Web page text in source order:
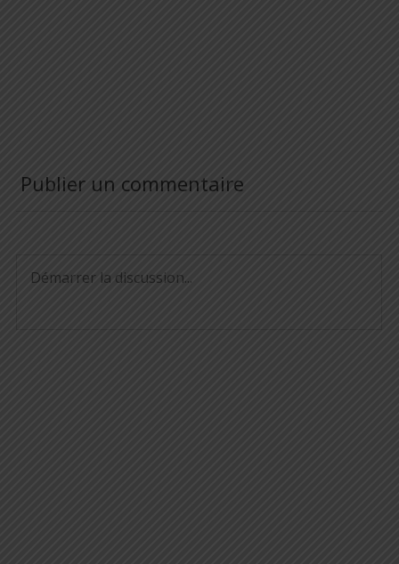
Publier un commentaire